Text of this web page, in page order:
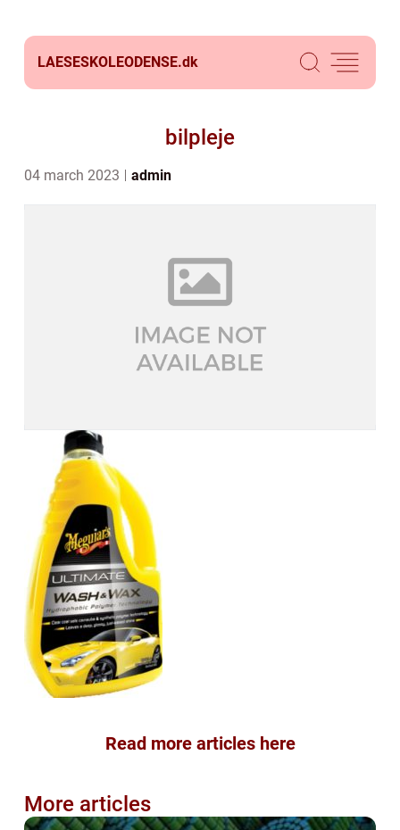
LAESESKOLEODENSE.dk
bilpleje
04 march 2023 admin
Read more articles here
More articles